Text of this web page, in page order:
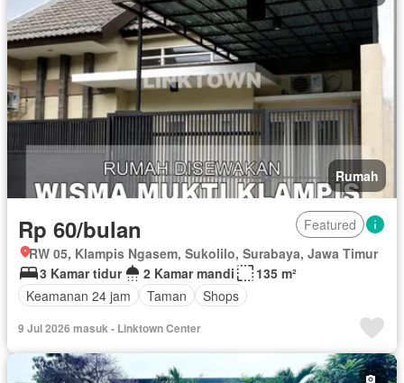
Rumah
Rp 60/bulan
Featured
RW 05, Klampis Ngasem, Sukolilo, Surabaya, Jawa Timur
3 Kamar tidur
2 Kamar mandi
135 m²
Keamanan 24 jam
Taman Shops
9 Jul 2026 masuk - Linktown Center